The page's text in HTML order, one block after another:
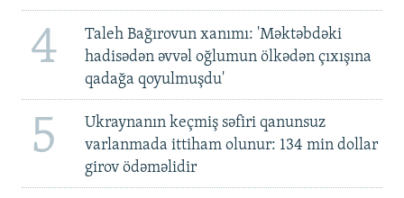
4
Taleh Bağırovun xanımı: 'Məktəbdəki
hadisədən əvvəl oğlumun ölkədən çıxışına
qadağa qoyulmuşdu'
5
Ukraynanın keçmiş səfiri qanunsuz
varlanmada ittiham olunur: 134 min dollar
girov ödəməlidir